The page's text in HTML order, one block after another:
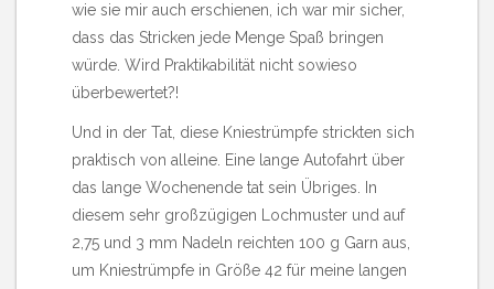
wie sie mir auch erschienen, ich war mir sicher,
dass das Stricken jede Menge Spaß bringen
würde. Wird Praktikabilität nicht sowieso
überbewertet?!
Und in der Tat, diese Kniestrümpfe strickten sich
praktisch von alleine. Eine lange Autofahrt über
das lange Wochenende tat sein Übriges. In
diesem sehr großzügigen Lochmuster und auf
2,75 und 3 mm Nadeln reichten 100 g Garn aus,
um Kniestrümpfe in Größe 42 für meine langen